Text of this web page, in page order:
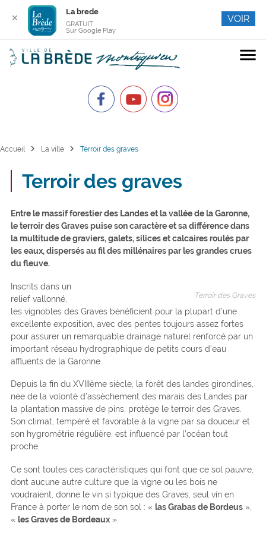
menu
Accueil chevron_right La ville chevron_right Terroir des graves
Terroir des graves
Entre le massif forestier des Landes et la vallée de la Garonne,
le terroir des Graves puise son caractère et sa différence dans
la multitude de graviers, galets, silices et calcaires roulés par
les eaux, dispersés au fil des millénaires par les grandes crues
du fleuve.
Terroir des Graves
Inscrits dans un
relief vallonné,
les vignobles des Graves bénéficient pour la plupart d’une
excellente exposition, avec des pentes toujours assez fortes
pour assurer un remarquable drainage naturel renforcé par un
important réseau hydrographique de petits cours d’eau
affluents de la Garonne.
Depuis la fin du XVIIIème siècle, la forêt des landes girondines,
née de la volonté d’assèchement des marais des Landes par
la plantation massive de pins, protège le terroir des Graves.
Son climat, tempéré et favorable à la vigne par sa douceur et
son hygrométrie régulière, est influencé par l’océan tout
proche.
Ce sont toutes ces caractéristiques qui font que ce sol pauvre,
dont aucune autre culture que la vigne ou les bois ne
voudraient, donne le vin si typique des Graves, seul vin en
France à porter le nom de son sol : « las Grabas de Bordeus»,
« les Graves de Bordeaux».
✕
La brede
GRATUIT
Sur Google Play
VOIR